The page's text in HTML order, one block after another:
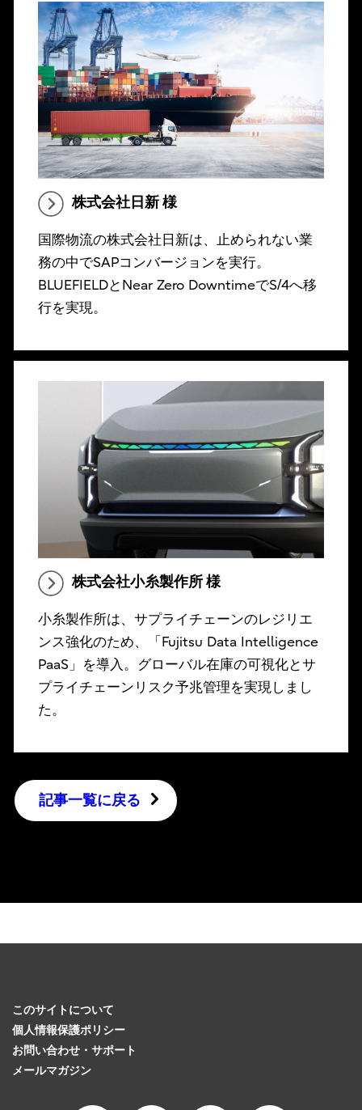
株式会社日新 様
国際物流の株式会社日新は、止められない業
務の中でSAPコンバージョンを実行。
BLUEFIELDとNear Zero DowntimeでS/4へ移
行を実現。
株式会社小糸製作所 様
小糸製作所は、サプライチェーンのレジリエ
ンス強化のため、「Fujitsu Data Intelligence
PaaS」を導入。グローバル在庫の可視化とサ
プライチェーンリスク予兆管理を実現しまし
た。
記事一覧に戻る
このサイトについて
個人情報保護ポリシー
お問い合わせ・サポート
メールマガジン